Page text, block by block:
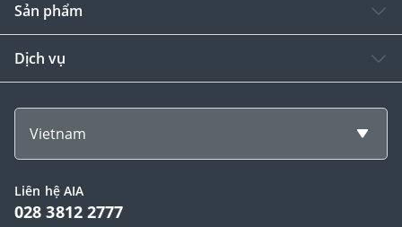
Sản phẩm
Dịch vụ
Vietnam
Liên hệ AIA
028 3812 2777